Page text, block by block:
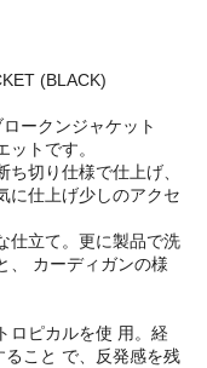
(BLACK)
ークンジャケット
トです。
切り仕様で仕上げ、
に仕上げ少しのアクセ
仕立て。更に製品で洗
、 カーディガンの様
ロピカルを使 用。経
こと で、反発感を残